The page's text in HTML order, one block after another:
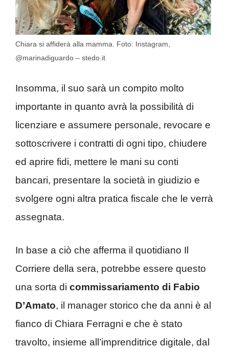
Chiara si affiderà alla mamma. Foto: Instagram,
@marinadiguardo – stedo.it
Insomma, il suo sarà un compito molto
importante in quanto avrà la possibilità di
licenziare e assumere personale, revocare e
sottoscrivere i contratti di ogni tipo, chiudere
ed aprire fidi, mettere le mani su conti
bancari, presentare la società in giudizio e
svolgere ogni altra pratica fiscale che le verrà
assegnata.
In base a ciò che afferma il quotidiano Il
Corriere della sera, potrebbe essere questo
una sorta di commissariamento di Fabio
D’Amato, il manager storico che da anni è al
fianco di Chiara Ferragni e che è stato
travolto, insieme all’imprenditrice digitale, dal